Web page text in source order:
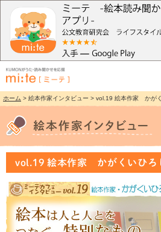
ホーム > 絵本作家インタビュー > vol.19 絵本作家 かがく
vol.19 絵本作家 かがくいひろ